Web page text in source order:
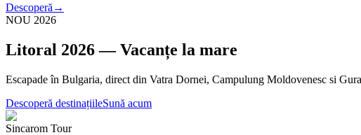
Descoperă →
NOU 2026
Litoral 2026 — Vacanțe la mare
Escapade în Bulgaria, direct din Vatra Dornei, Campulung Moldovenesc si
Descoperă destinațiileSună acum
Sincarom Tour